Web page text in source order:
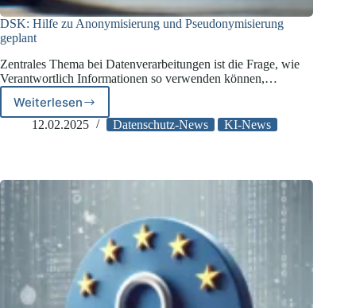
DSK: Hilfe zu Anonymisierung und Pseudonymisierung
geplant
Zentrales Thema bei Datenverarbeitungen ist die Frage, wie
Verantwortlich Informationen so verwenden können,…
Weiterlesen
DSK:
Hilfe
Pseudonymisierung
geplant
12.02.2025 Datenschutz-News KI-News